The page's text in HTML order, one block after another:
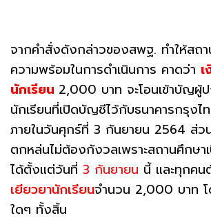
จากคำสั่งดังกล่าวของสพฐ. ทำให้สถ
ความพร้อมในการดำเนินการ คาดว่า
นักเรียน 2,000 บาท จะโอนเข้าบัญผู้
นักเรียนที่เปิดบัญชีไว้กับธนาคารกรุงไ
ภายในวันศุกร์ที่ 3 กันยายน 2564 ส่ว
ตกหล่นไม่ต้องกังวลเพราะสถานศึกษา
ได้ตั้งแต่วันที่ 3 กันยายน นี้ และทุกคน
เยียวยานักเรียนจำนวน 2,000 บาท โ
ใดๆ ทั้งสิ้น